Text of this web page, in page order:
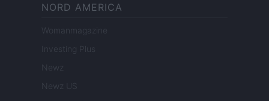
NORD AMERICA
Womanmagazine
Investing Plus
Newz
Newz US